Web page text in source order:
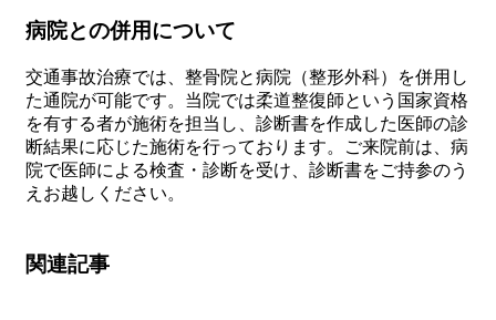
病院との併用について
交通事故治療では、整骨院と病院（整形外科）を併用し
た通院が可能です。当院では柔道整復師という国家資格
を有する者が施術を担当し、診断書を作成した医師の診
断結果に応じた施術を行っております。ご来院前は、病
院で医師による検査・診断を受け、診断書をご持参のう
えお越しください。
関連記事